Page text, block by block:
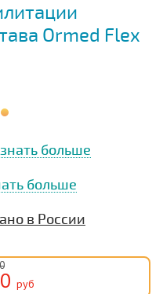
Ormed Flex
больше
больше
в России
руб